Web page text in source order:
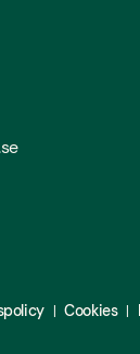
Cookies